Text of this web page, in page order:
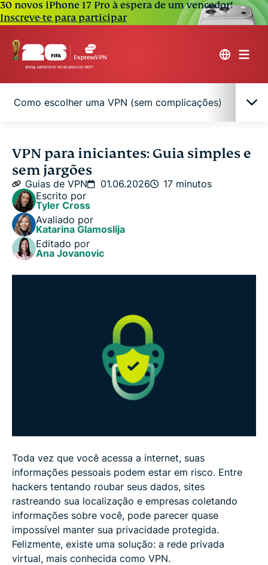
30 novos iPhone 17 Pro à espera de um vencedor!
Inscreve-te para participar
Como escolher uma VPN (sem complicações)
O significado de VPN de forma simples
Como funciona uma VPN? Sem jargões, de
verdade!
Para que serve uma VPN na prática?
VPN vs. Proxy, DNS e outras ferramentas: qual é a
diferença?
Como escolher uma VPN (sem complicações)
Como instalar e usar uma VPN (passo a passo)
É legal usar uma VPN? Resposta curta: na maioria
Perguntas frequentes (FAQ)
VPN para iniciantes: Guia simples e
sem jargões
Guias de VPN 01.06.2026
17 minutos
Escrito por
Tyler Cross
Avaliado por
Katarina Glamoslija
Editado por
Ana Jovanovic
Toda vez que você acessa a internet, suas
informações pessoais podem estar em risco. Entre
hackers tentando roubar seus dados, sites
rastreando sua localização e empresas coletando
informações sobre você, pode parecer quase
impossível manter sua privacidade protegida.
Felizmente, existe uma solução: a rede privada
virtual, mais conhecida como VPN.